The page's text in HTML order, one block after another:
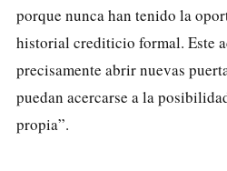
porque nunca han tenido la
historial crediticio formal. Este
precisamente abrir nuevas
puedan acercarse a la
propia”.